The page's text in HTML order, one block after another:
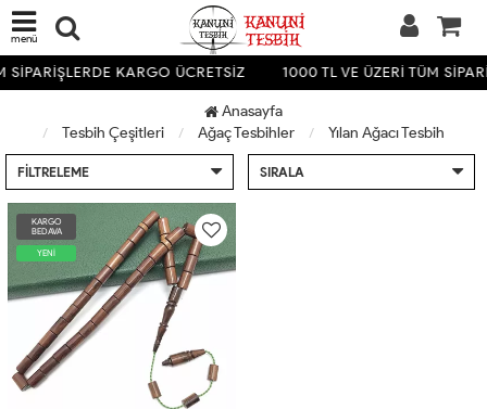
menü
SİPARİŞLERDE KARGO ÜCRETSİZ 1000 TL VE ÜZERİ TÜM
Anasayfa
Tesbih Çeşitleri
Ağaç Tesbihler Yılan Ağacı Tesbih
FILTRELEME SIRALA
KARGO
BEDAVA
YENİ